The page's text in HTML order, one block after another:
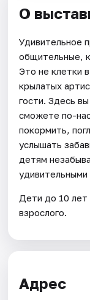
О
Удивительное
общительные,
Это не клетки
крылатых
гости. Здесь
сможете по-
покормить,
услышать
детям
удивительными
Дети до 10 лет
взрослого.
Адрес